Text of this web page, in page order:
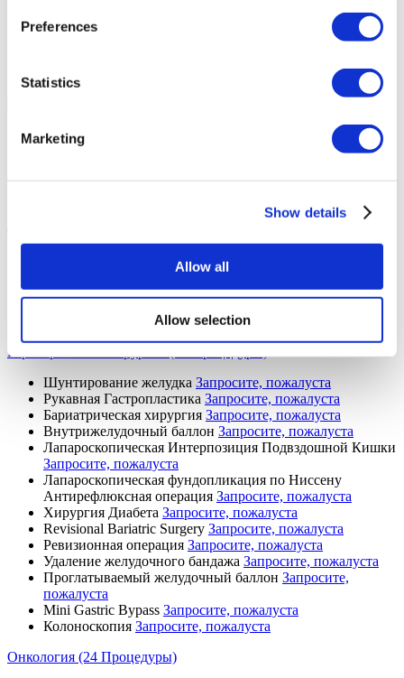
Preferences
Statistics
Marketing
Show details
Allow all
Allow selection
ИКСИ
ПГД Запросите, пожалуста
Запросите, пожалуста
Ламинэктомия
Микродискэктомия
Лечение Сколиоза Запросите, пожалуста
Компьютерная томография Запросите, пожалуста
Маммография Запросите, пожалуста
Диагностическая визуализация Запросите, пожалуста
Бариатрическая хирургия (13 Процедуры)
Шунтирование желудка Запросите, пожалуста
Рукавная Гастропластика Запросите, пожалуста
Бариатрическая хирургия Запросите, пожалуста
Внутрижелудочный баллон Запросите, пожалуста
Лапароскопическая Интерпозиция Подвздошной Кишки
Запросите, пожалуста
Лапароскопическая фундопликация по Ниссену
Антирефлюксная операция Запросите, пожалуста
Хирургия Диабета Запросите, пожалуста
Revisional Bariatric Surgery Запросите, пожалуста
Ревизионная операция Запросите, пожалуста
Удаление желудочного бандажа Запросите, пожалуста
Проглатываемый желудочный баллон Запросите,
пожалуста
Mini Gastric Bypass Запросите, пожалуста
Колоноскопия Запросите, пожалуста
Онкология (24 Процедуры)